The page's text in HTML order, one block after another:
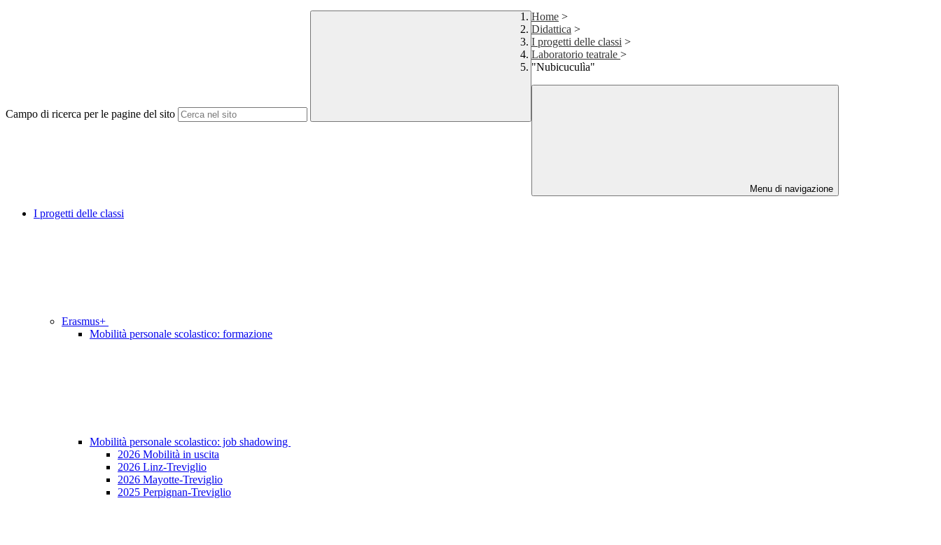
Campo di ricerca per le pagine del sito
Home >
Didattica >
I progetti delle classi >
Laboratorio teatrale >
"Nubicuculìa"
Menu di navigazione
I progetti delle classi
Erasmus+
Mobilità personale scolastico: formazione
Mobilità personale scolastico: job shadowing
2026 Mobilità in uscita
2026 Linz-Treviglio
2026 Mayotte-Treviglio
2025 Perpignan-Treviglio